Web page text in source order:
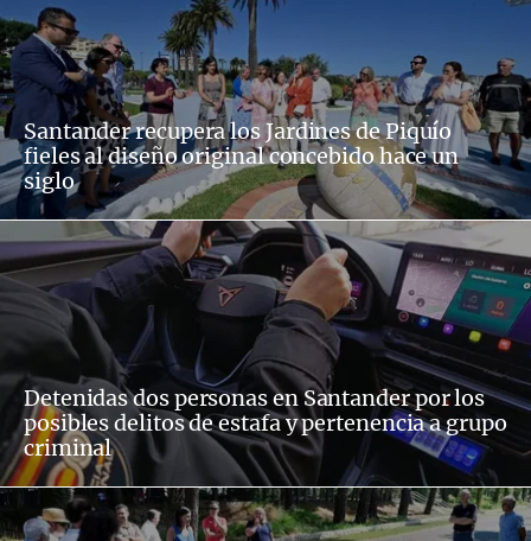
Santander recupera los Jardines de Piquío
fieles al diseño original concebido hace un
siglo
Detenidas dos personas en Santander por los
posibles delitos de estafa y pertenencia a grupo
criminal